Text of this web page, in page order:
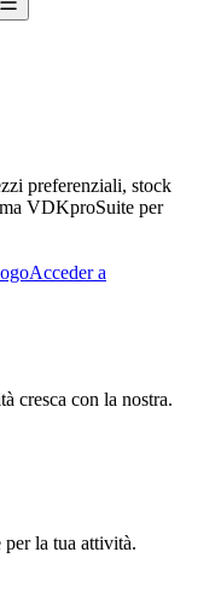
preferenziali, stock
VDKproSuite per
Acceder a
cresca con la nostra.
per la tua attività.